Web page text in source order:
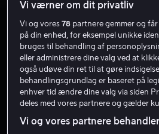
Evil Under the Sun
7.0 1982 1 t. 51 min
11 år
Vi værner om dit privatliv
Vi og vores78 partnere gemmer og
på din enhed, for eksempel unikke
bruges til behandling af
eller administrere dine valg ved at
også udøve din ret til at gøre
behandlingsgrundlag er baseret på
enhver tid ændre dine valg via siden
deles med vores partnere og gælder
Vi og vores partnere